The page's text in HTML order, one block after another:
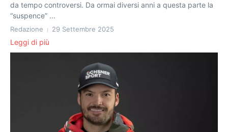
da tempo controversi. Da ormai diversi anni a questa parte la
“suspence” ...
Redazione 29 Settembre 2025
Leggi di più